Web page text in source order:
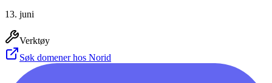
13. juni
Verktøy
Søk domener hos Norid